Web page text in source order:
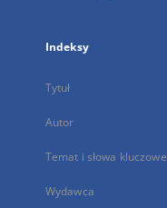
Indeksy
Tytuł
Autor
Temat i słowa kluczowe
Wydawca